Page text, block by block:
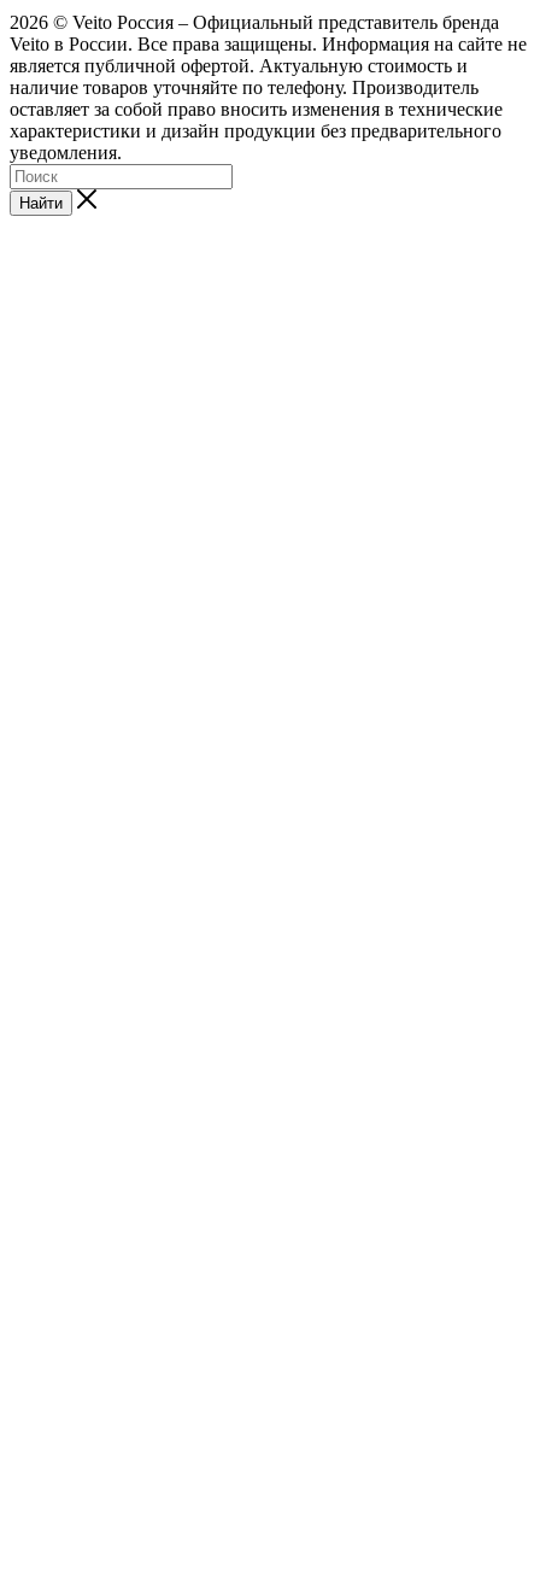
2026 © Veito Россия – Официальный представитель бренда
Veito в России. Все права защищены. Информация на сайте не
является публичной офертой. Актуальную стоимость и
наличие товаров уточняйте по телефону. Производитель
оставляет за собой право вносить изменения в технические
характеристики и дизайн продукции без предварительного
уведомления.
Найти